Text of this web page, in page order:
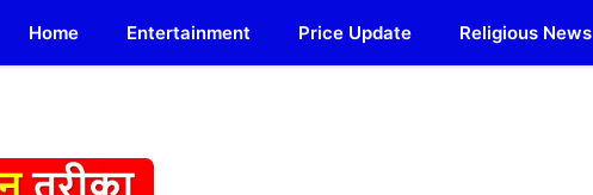
Home Entertainment Price Update Religious News